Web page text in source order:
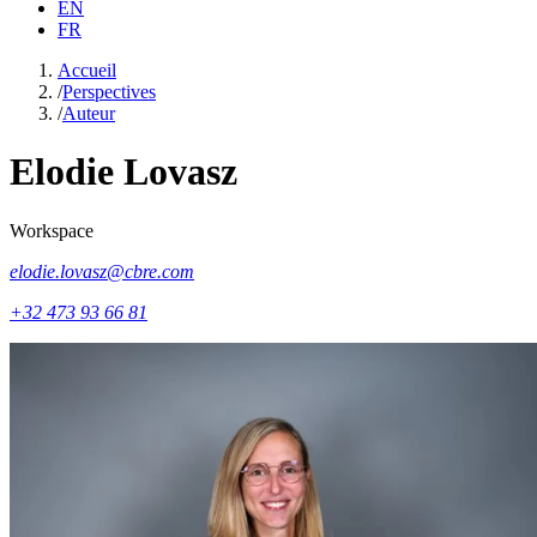
EN
FR
Accueil
/Perspectives
/Auteur
Elodie Lovasz
Workspace
elodie.lovasz@cbre.com
+32 473 93 66 81